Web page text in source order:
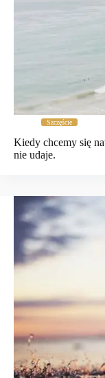
Szczęście
Kiedy chcemy się
nie udaje.